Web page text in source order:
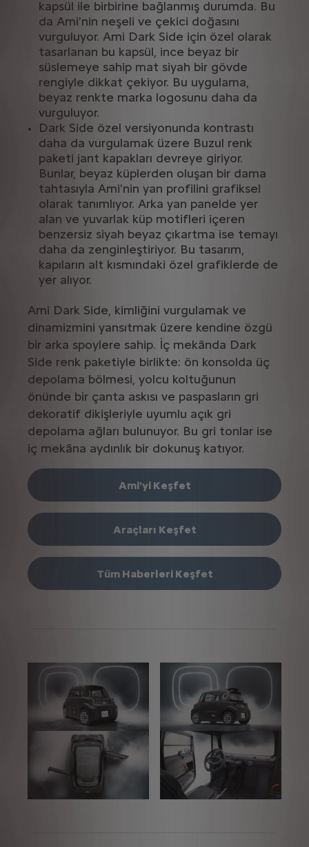
kapsül ile birbirine bağlanmış durumda. Bu
da Ami'nin neşeli ve çekici doğasını
vurguluyor. Ami Dark Side için özel olarak
tasarlanan bu kapsül, ince beyaz bir
süslemeye sahip mat siyah bir gövde
rengiyle dikkat çekiyor. Bu uygulama,
beyaz renkte marka logosunu daha da
vurguluyor.
Dark Side özel versiyonunda kontrastı
daha da vurgulamak üzere Buzul renk
paketi jant kapakları devreye giriyor.
Bunlar, beyaz küplerden oluşan bir dama
tahtasıyla Ami'nin yan profilini grafiksel
olarak tanımlıyor. Arka yan panelde yer
alan ve yuvarlak küp motifleri içeren
benzersiz siyah beyaz çıkartma ise temayı
daha da zenginleştiriyor. Bu tasarım,
kapıların alt kısmındaki özel grafiklerde de
yer alıyor.
Ami Dark Side, kimliğini vurgulamak ve
dinamizmini yansıtmak üzere kendine özgü
bir arka spoylere sahip. İç mekânda Dark
Side renk paketiyle birlikte: ön konsolda üç
depolama bölmesi, yolcu koltuğunun
önünde bir çanta askısı ve paspasların gri
dekoratif dikişleriyle uyumlu açık gri
depolama ağları bulunuyor. Bu gri tonlar ise
iç mekâna aydınlık bir dokunuş katıyor.
Ami'yi Keşfet
Araçları Keşfet
Tüm Haberleri Keşfet